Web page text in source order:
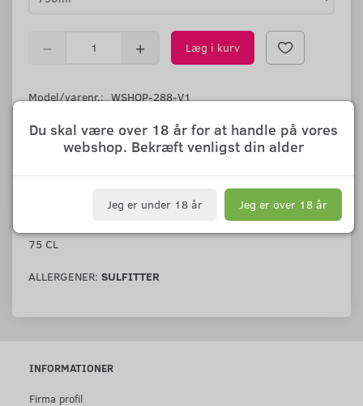
Læg i kurv
Model/varenr.: WSHOP-288-V1
0anmeldelser
Skriv anmeldelse
Dansk Produceret
75 CL
ALLERGENER: SULFITTER
INFORMATIONER
Firma profil
Du skal være over 18 år for at handle på vores
webshop. Bekræft venligst din alder
Jeg er under 18 år Jeg er over 18 år